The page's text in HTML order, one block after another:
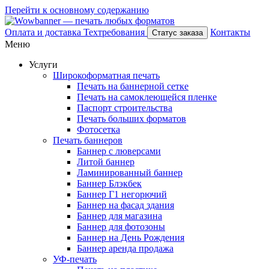
Перейти к основному содержанию
Оплата и доставка Техтребования Статус заказа
Контакты
Меню
Услуги
Широкоформатная печать
Печать на баннерной сетке
Печать на самоклеющейся пленке
Паспорт строительства
Печать больших форматов
Фотосетка
Печать баннеров
Баннер с люверсами
Литой баннер
Ламинированный баннер
Баннер Блэкбек
Баннер Г1 негорючий
Баннер на фасад здания
Баннер для магазина
Баннер для фотозоны
Баннер на День Рождения
Баннер аренда продажа
УФ-печать